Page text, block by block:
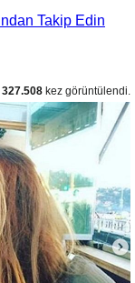
327.508 kez görüntülendi.